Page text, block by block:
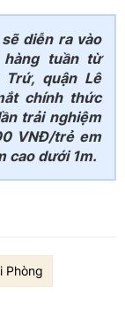
diễn ra vào
tuần từ
Trứ, quận Lê
chính thức
trải nghiệm
VNĐ/trẻ em
cao dưới 1m.
Phòng